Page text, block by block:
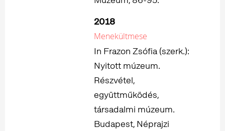
2018
Menekültmese
In Frazon Zsófia (szerk.):
Nyitott múzeum.
Részvétel,
együttműködés,
társadalmi múzeum.
Budapest, Néprajzi